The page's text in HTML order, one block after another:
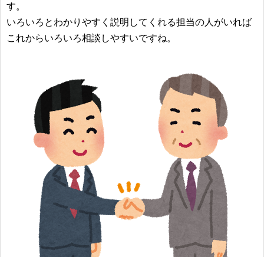
す。
いろいろとわかりやすく説明してくれる担当の人がいれば
これからいろいろ相談しやすいですね。